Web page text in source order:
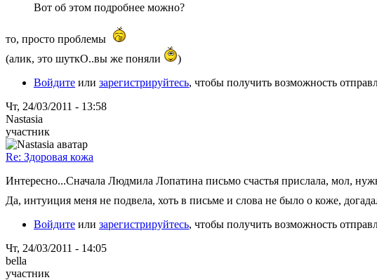
Вот об этом подробнее можно?
то, просто проблемы
(алик, это шуткО..вы же поняли
)
Войдите или зарегистрируйтесь, чтобы получить возможность
Чт, 24/03/2011 - 13:58
Nastasia
участник
Re: Здоровая кожа
Интересно...Сначала Людмила Лопатина письмо счастья прислала, мол,
Да, интуиция меня не подвела, хоть в письме и слова не было о коже,
Войдите или зарегистрируйтесь, чтобы получить возможность
Чт, 24/03/2011 - 14:05
bella
участник